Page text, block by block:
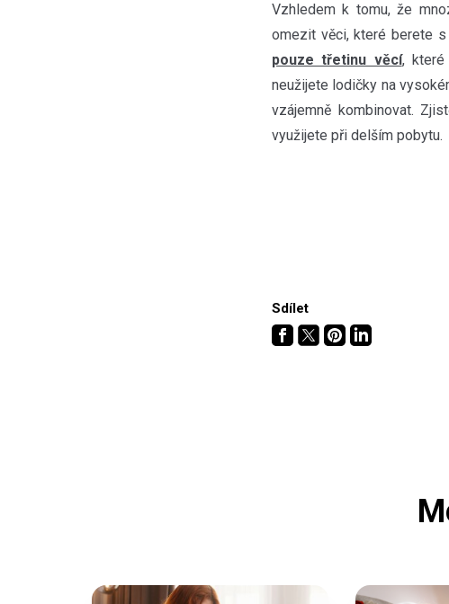
Vzhledem k tomu, že
omezit věci, které berete
pouze třetinu věcí,
neužijete lodičky na
vzájemně kombinovat.
využijete při delším pobytu.
Sdílet